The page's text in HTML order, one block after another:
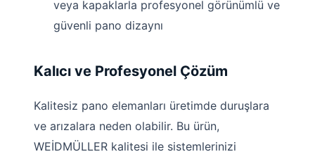
veya kapaklarla profesyonel görünümlü ve
güvenli pano dizaynı
Kalıcı ve Profesyonel Çözüm
Kalitesiz pano elemanları üretimde duruşlara
ve arızalara neden olabilir. Bu ürün,
WEİDMÜLLER kalitesi ile sistemlerinizi